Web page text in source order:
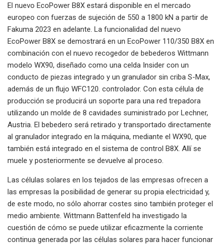
El nuevo EcoPower B8X estará disponible en el mercado
europeo con fuerzas de sujeción de 550 a 1800 kN a partir de
Fakuma 2023 en adelante. La funcionalidad del nuevo
EcoPower B8X se demostrará en un EcoPower 110/350 B8X en
combinación con el nuevo recogedor de bebederos Wittmann
modelo WX90, diseñado como una celda Insider con un
conducto de piezas integrado y un granulador sin criba S-Max,
además de un flujo WFC120. controlador. Con esta célula de
producción se producirá un soporte para una red trepadora
utilizando un molde de 8 cavidades suministrado por Lechner,
Austria. El bebedero será retirado y transportado directamente
al granulador integrado en la máquina, mediante el WX90, que
también está integrado en el sistema de control B8X. Allí se
muele y posteriormente se devuelve al proceso.
Las células solares en los tejados de las empresas ofrecen a
las empresas la posibilidad de generar su propia electricidad y,
de este modo, no sólo ahorrar costes sino también proteger el
medio ambiente. Wittmann Battenfeld ha investigado la
cuestión de cómo se puede utilizar eficazmente la corriente
continua generada por las células solares para hacer funcionar